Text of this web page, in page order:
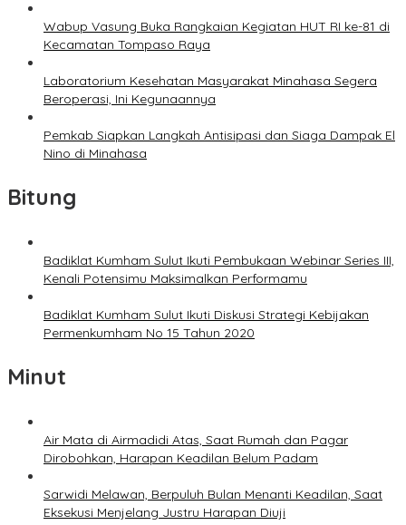
Wabup Vasung Buka Rangkaian Kegiatan HUT RI ke-81 di
Kecamatan Tompaso Raya
Laboratorium Kesehatan Masyarakat Minahasa Segera
Beroperasi, Ini Kegunaannya
Pemkab Siapkan Langkah Antisipasi dan Siaga Dampak El
Nino di Minahasa
Bitung
Badiklat Kumham Sulut Ikuti Pembukaan Webinar Series III,
Kenali Potensimu Maksimalkan Performamu
Badiklat Kumham Sulut Ikuti Diskusi Strategi Kebijakan
Permenkumham No 15 Tahun 2020
Minut
Air Mata di Airmadidi Atas, Saat Rumah dan Pagar
Dirobohkan, Harapan Keadilan Belum Padam
Sarwidi Melawan, Berpuluh Bulan Menanti Keadilan, Saat
Eksekusi Menjelang Justru Harapan Diuji